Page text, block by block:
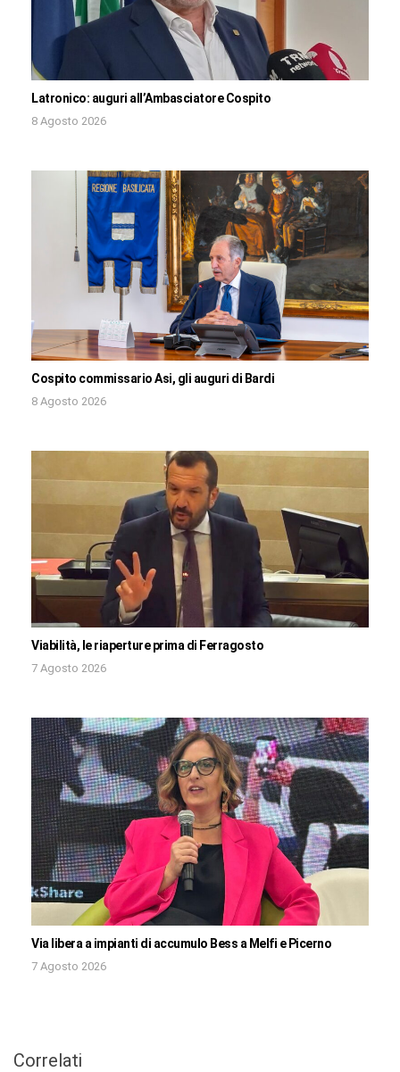
Latronico: auguri all’Ambasciatore Cospito
8 Agosto 2026
Cospito commissario Asi, gli auguri di Bardi
8 Agosto 2026
Viabilità, le riaperture prima di Ferragosto
7 Agosto 2026
Via libera a impianti di accumulo Bess a Melfi e Picerno
7 Agosto 2026
Correlati